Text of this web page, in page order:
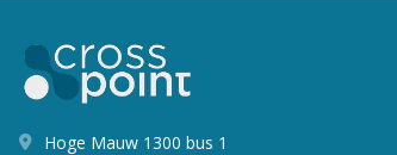
Hoge Mauw 1300 bus 1